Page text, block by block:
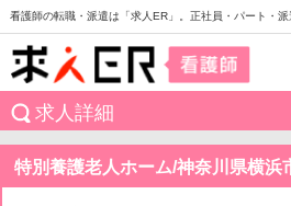
看護師の転職・派遣は「求人ER」。正社員・パート・
求人詳細
特別養護老人ホーム/神奈川県横浜